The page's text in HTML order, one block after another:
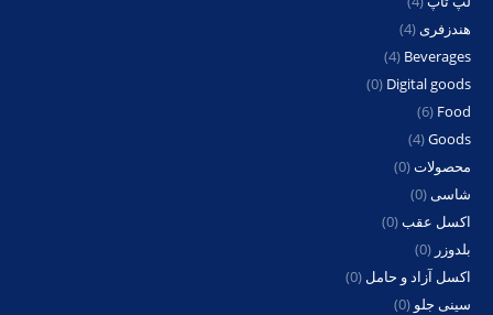
هندزفری(4)
Beverages
(4)
Digital goods
(0)
Food
(6)
Goods
(4)
محصولات(0)
شاسی(0)
اکسل عقب(0)
بلدوزر (0)
اکسل آزاد و حامل (0)
سینی جلو (0)